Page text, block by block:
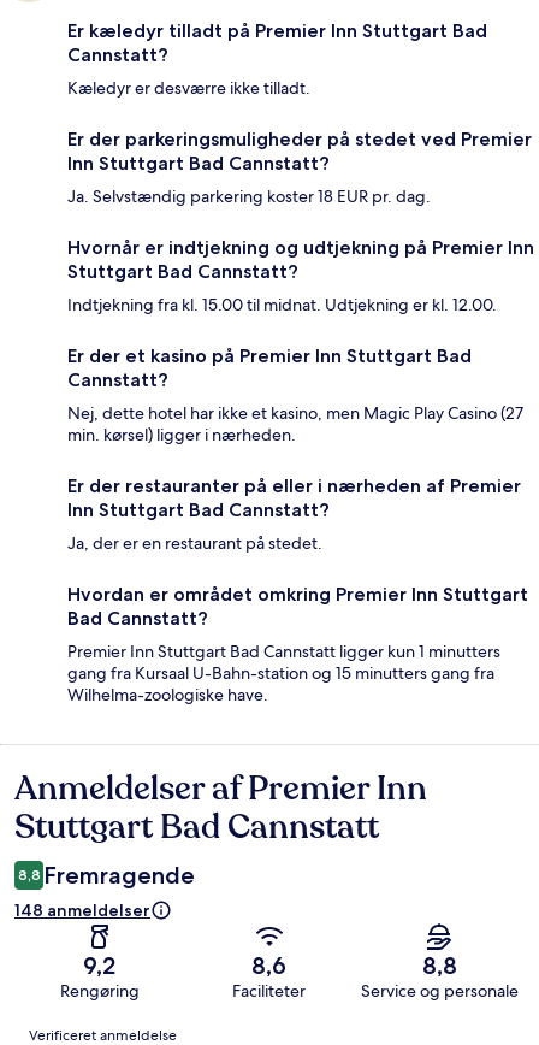
Er kæledyr tilladt på Premier Inn Stuttgart Bad
Cannstatt?
Kæledyr er desværre ikke tilladt.
Er der parkeringsmuligheder på stedet ved Premier
Inn Stuttgart Bad Cannstatt?
Ja. Selvstændig parkering koster 18 EUR pr. dag.
Hvornår er indtjekning og udtjekning på Premier Inn
Stuttgart Bad Cannstatt?
Indtjekning fra kl. 15.00 til midnat. Udtjekning er kl. 12.00.
Er der et kasino på Premier Inn Stuttgart Bad
Cannstatt?
Nej, dette hotel har ikke et kasino, men Magic Play Casino (27
min. kørsel) ligger i nærheden.
Er der restauranter på eller i nærheden af Premier
Inn Stuttgart Bad Cannstatt?
Ja, der er en restaurant på stedet.
Hvordan er området omkring Premier Inn Stuttgart
Bad Cannstatt?
Premier Inn Stuttgart Bad Cannstatt ligger kun 1 minutters
gang fra Kursaal U-Bahn-station og 15 minutters gang fra
Wilhelma-zoologiske have.
Anmeldelser
Anmeldelser af Premier Inn
Stuttgart Bad Cannstatt
8,8 Fremragende
148 anmeldelser
9,2
Rengøring
8,6
Faciliteter
8,8
Service og personale
Anmeldelser
Verificeret anmeldelse